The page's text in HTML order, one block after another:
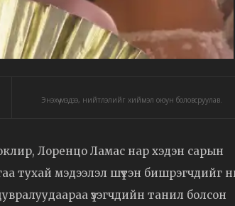
Энэхүү мэдээ, нийтлэлийг хиймэл оюун боловсруулав.
Лоренцо Ламас нар хэдэн сарын
тухай мэдээлэл шүтэн бишрэгчдийг
үзэгчдийн танил болсон